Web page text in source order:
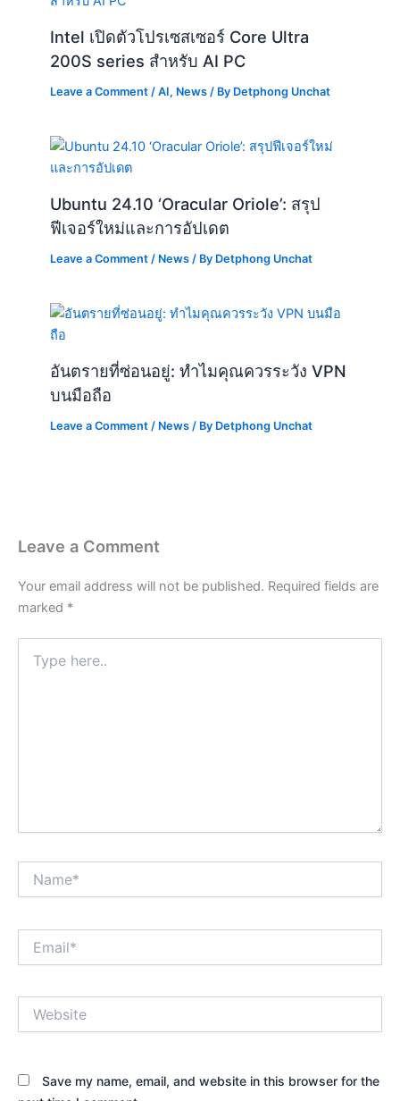
Intel เปิดตัวโปรเซสเซอร์ Core Ultra
200S series สำหรับ AI PC
Leave a Comment /AI, News / By Detphong Unchat
Ubuntu 24.10 ‘Oracular Oriole’: สรุป
ฟีเจอร์ใหม่และการอัปเดต
Leave a Comment / News / By Detphong Unchat
อันตรายที่ซ่อนอยู่: ทำไมคุณควรระวัง VPN
บนมือถือ
Leave a Comment / News / By Detphong Unchat
Leave a Comment
Your email address will not be published. Required fields are
marked *
here..
Save my name, email, and website in this browser for the